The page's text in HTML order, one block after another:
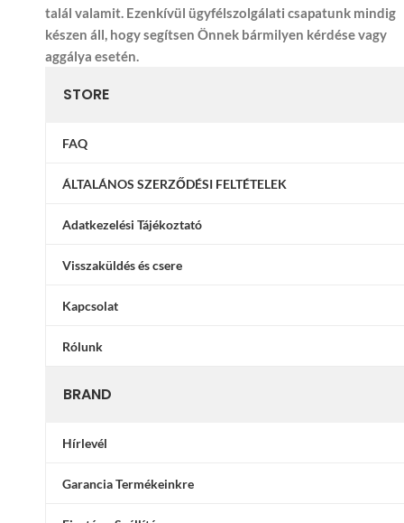
talál valamit. Ezenkívül ügyfélszolgálati csapatunk mindig
készen áll, hogy segítsen Önnek bármilyen kérdése vagy
aggálya esetén.
STORE
FAQ
ÁLTALÁNOS SZERZŐDÉSI FELTÉTELEK
Adatkezelési Tájékoztató
Visszaküldés és csere
Kapcsolat
Rólunk
BRAND
Hírlevél
Garancia Termékeinkre